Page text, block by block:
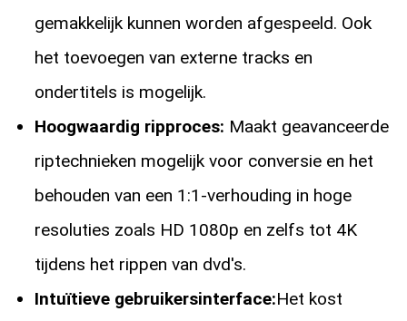
gemakkelijk kunnen worden afgespeeld. Ook
het toevoegen van externe tracks en
ondertitels is mogelijk.
Hoogwaardig ripproces: Maakt geavanceerde
riptechnieken mogelijk voor conversie en het
behouden van een 1:1-verhouding in hoge
resoluties zoals HD 1080p en zelfs tot 4K
tijdens het rippen van dvd's.
Intuïtieve gebruikersinterface:Het kost